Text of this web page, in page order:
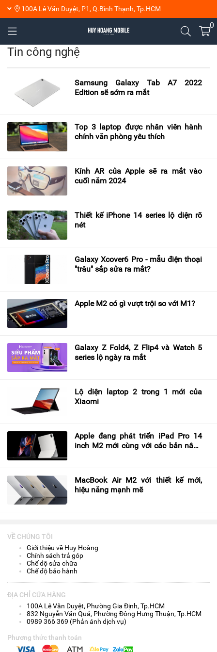
100A Lê Văn Duyệt, P1, Q.Bình Thạnh, Tp.HCM
0
Tin công nghệ
Samsung Galaxy Tab A7 2022
Edition sẽ sớm ra mắt
Top 3 laptop được nhân viên hành
chính văn phòng yêu thích
Kính AR của Apple sẽ ra mắt vào
cuối năm 2024
Thiết kế iPhone 14 series lộ diện rõ
nét
Galaxy Xcover6 Pro - mẫu điện thoại
"trâu" sắp sửa ra mắt?
Apple M2 có gì vượt trội so với M1?
Galaxy Z Fold4, Z Flip4 và Watch 5
series lộ ngày ra mắt
Lộ diện laptop 2 trong 1 mới của
Xiaomi
Apple đang phát triển iPad Pro 14
inch M2 mới cùng với các bản nâng
MacBook Air M2 với thiết kế mới,
hiệu năng mạnh mẽ
VỀ CHÚNG TÔI
Giới thiệu về Huy Hoàng
Chính sách trả góp
Chế độ sửa chữa
Chế độ bảo hành
ĐỊA CHỈ CỬA HÀNG
100A Lê Văn Duyệt, Phường Gia Định, Tp.HCM
832 Nguyễn Văn Quá, Phường Đông Hưng Thuận, Tp.HCM
0989 366 369 (Phản ánh dịch vụ)
Phương thức thanh toán